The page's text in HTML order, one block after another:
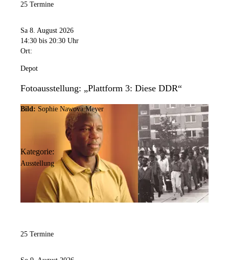
25 Termine
Sa 8. August 2026
14:30 bis 20:30 Uhr
Ort:
Depot
Fotoausstellung: „Plattform 3: Diese DDR“
Bild: Sophie Nawova Meyer
Kategorie:
Ausstellung
25 Termine